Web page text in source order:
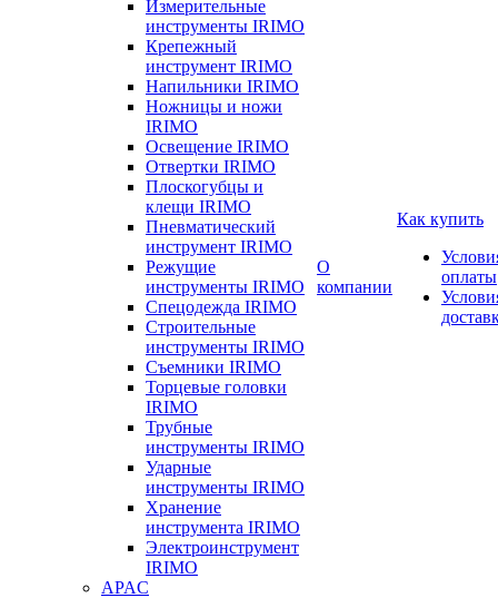
Измерительные
инструменты IRIMO
Крепежный
инструмент IRIMO
Напильники IRIMO
Ножницы и ножи
IRIMO
Освещение IRIMO
Отвертки IRIMO
Плоскогубцы и
клещи IRIMO
Пневматический
инструмент IRIMO
Режущие
инструменты IRIMO
Спецодежда IRIMO
Строительные
инструменты IRIMO
Съемники IRIMO
Торцевые головки
IRIMO
Трубные
инструменты IRIMO
Ударные
инструменты IRIMO
Хранение
инструмента IRIMO
Электроинструмент
IRIMO
APAC
О
компании
Как купить
оплаты